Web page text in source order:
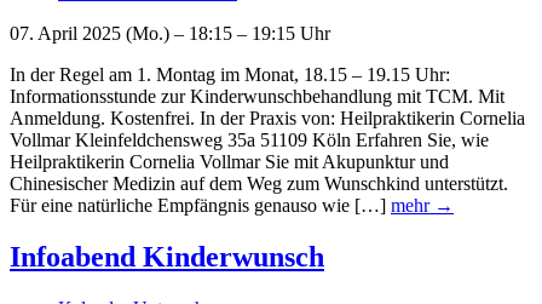
07. April 2025 (Mo.) – 18:15 – 19:15 Uhr
In der Regel am 1. Montag im Monat, 18.15 – 19.15 Uhr:
Informationsstunde zur Kinderwunschbehandlung mit TCM. Mit
Anmeldung. Kostenfrei. In der Praxis von: Heilpraktikerin Cornelia
Vollmar Kleinfeldchensweg 35a 51109 Köln Erfahren Sie, wie
Heilpraktikerin Cornelia Vollmar Sie mit Akupunktur und
Chinesischer Medizin auf dem Weg zum Wunschkind unterstützt.
Für eine natürliche Empfängnis genauso wie […] mehr →
Infoabend Kinderwunsch